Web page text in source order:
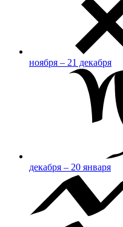
ноября – 21 декабря
декабря – 20 января